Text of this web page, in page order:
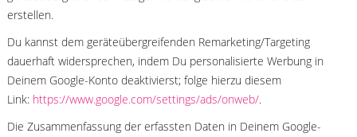
erstellen.
Du kannst dem geräteübergreifenden Remarketing/Targeting
dauerhaft widersprechen, indem Du personalisierte Werbung in
Deinem Google-Konto deaktivierst; folge hierzu diesem
Link: https://www.google.com/settings/ads/onweb/.
Die Zusammenfassung der erfassten Daten in Deinem Google-